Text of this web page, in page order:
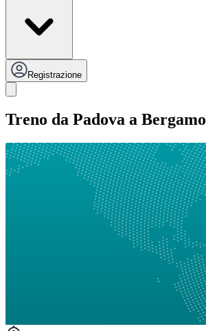
Registrazione
Treno da Padova a Bergamo